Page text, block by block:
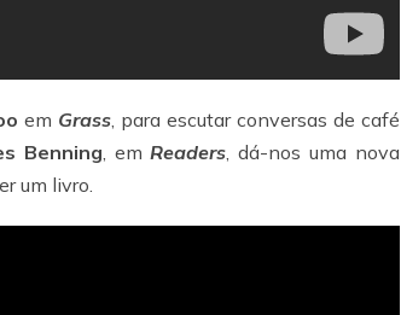
em Grass, para escutar conversas de café
Benning, emReaders, dá-nos uma nova
um livro.